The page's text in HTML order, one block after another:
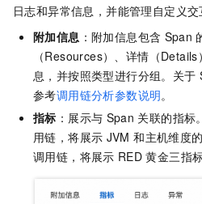
日志和异常信息，并能管理自定义交
附加信息 ：附加信息包含 Span
（Resources）、详情（
息，并按照类型进行分组。关于
参考调用链分析参数说明。
指标 ：展示与 Span 关联的指标
用链，将展示 JVM 和主机维度
调用链，将展示 RED 黄金三指标